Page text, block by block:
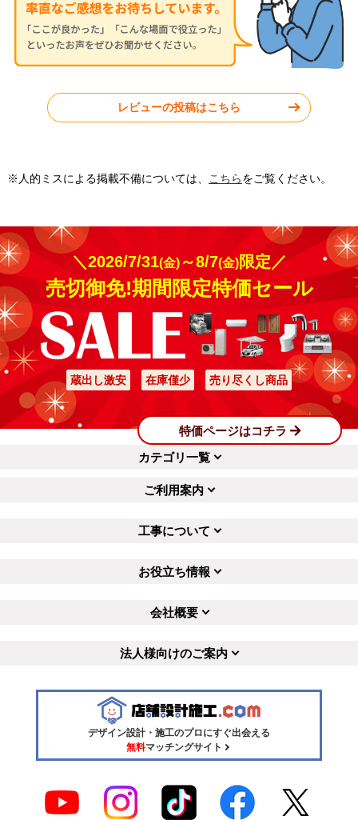
東京都葛飾区 千葉県鎌ケ谷市
工事実績をもっと見る
レビューの投稿はこちら
※人的ミスによる掲載不備については、 こちらをご覧ください。
＼2026/7/31(金)～8/7(金)限定／
売切御免!期間限定特価セール
蔵出し激安 在庫僅少 売り尽くし商品
特価ページはコチラ
カテゴリ一覧
ご利用案内
工事について
お役立ち情報
会社概要
法人様向けのご案内
デザイン設計・施工のプロにすぐ出会える
無料マッチングサイト